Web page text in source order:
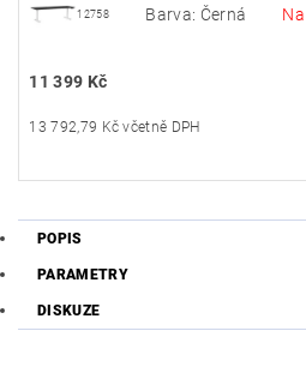
12758 Barva: Černá
11 399 Kč
13 792,79 Kč včetně DPH
POPIS
PARAMETRY
DISKUZE